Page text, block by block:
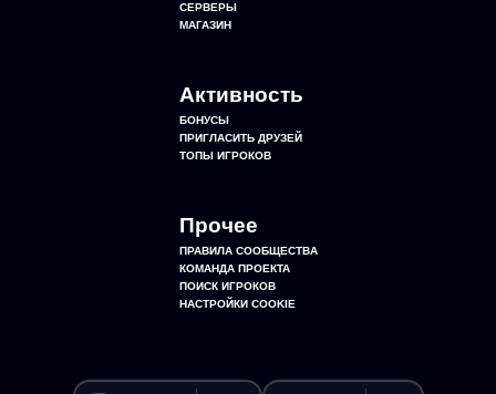
СЕРВЕРЫ
МАГАЗИН
Активность
БОНУСЫ
ПРИГЛАСИТЬ ДРУЗЕЙ
ТОПЫ ИГРОКОВ
Прочее
ПРАВИЛА СООБЩЕСТВА
КОМАНДА ПРОЕКТА
ПОИСК ИГРОКОВ
НАСТРОЙКИ COOKIE